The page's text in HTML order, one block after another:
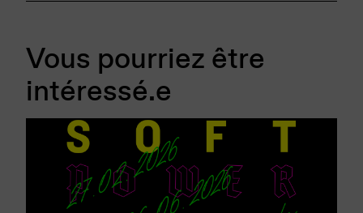
Vous pourriez être
intéressé.e